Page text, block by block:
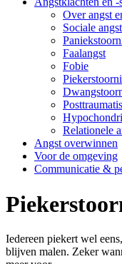
Over angst
Sociale angst
Faalangst
Fobie
Relationele
Angst overwinnen
Voor de omgeving
Communicatie &
Iedereen piekert wel
blijven malen. Zeker